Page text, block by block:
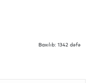
Baxılıb: 1342 dəfə